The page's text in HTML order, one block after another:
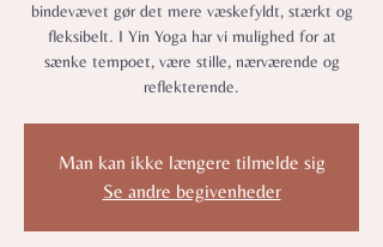
bindevævet gør det mere væskefyldt, stærkt og
fleksibelt. I Yin Yoga har vi mulighed for at
sænke tempoet, være stille, nærværende og
reflekterende.
Man kan ikke længere tilmelde sig
Se andre begivenheder